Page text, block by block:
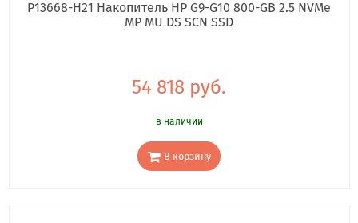
P13668-H21 Накопитель HP G9-G10 800-GB 2.5 NVMe
MP MU DS SCN SSD
54 818 руб.
в наличии
В корзину